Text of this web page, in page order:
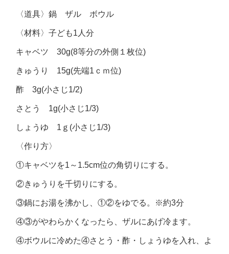
〈道具〉鍋 ザル ボウル
〈材料〉子ども1人分
キャベツ 30g(8等分の外側１枚位)
きゅうり 15g(先端1ｃｍ位)
酢 3g(小さじ1/2)
さとう 1g(小さじ1/3)
しょうゆ 1ｇ(小さじ1/3)
〈作り方〉
①キャベツを1～1.5cm位の角切りにする。
②きゅうりを千切りにする。
③鍋にお湯を沸かし、①②をゆでる。※約3分
④③がやわらかくなったら、ザルにあげ冷ます。
④ボウルに冷めた④さとう・酢・しょうゆを入れ、よ